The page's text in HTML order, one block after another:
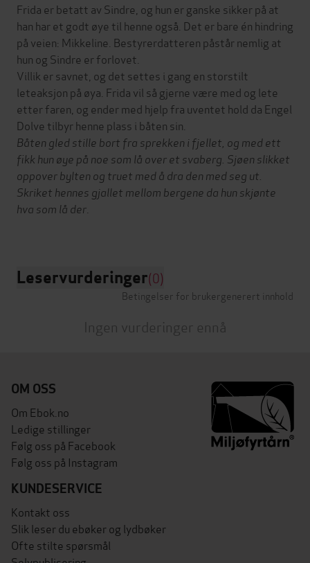
Frida er betatt av Sindre, og hun er ganske sikker på at
han har et godt øye til henne også. Det er bare én hindring
på veien: Mikkeline. Bestyrerdatteren påstår nemlig at
hun og Sindre er forlovet.
Villik er savnet, og det settes i gang en storstilt
leteaksjon på øya. Frida vil så gjerne være med og lete
etter faren, og ender med hjelp fra uventet hold da Engel
Dolve tilbyr henne plass i båten sin.
Båten gled stille bort fra sprekken i fjellet, og med ett
fikk hun øye på noe som lå over et svaberg. Sjøen slikket
oppover bylten og truet med å dra den med seg ut.
Skriket hennes gjallet mellom bergene da hun skjønte
hva som lå der
Leservurderinger(0)
Betingelser for brukergenerert innhold
Ingen vurderinger ennå
OM OSS
Om Ebok.no
Ledige stillinger
Følg oss på Facebook
Følg oss på Instagram
KUNDESERVICE
Kontakt oss
Slik leser du ebøker og lydbøker
Ofte stilte spørsmål